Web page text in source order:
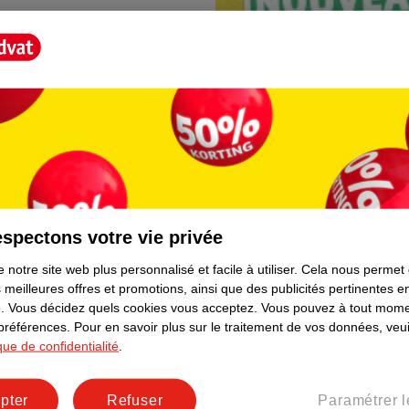
Plus besoin de rester
En magasin, vous
directement depuis votre
facile et prêt
votre vie privée
notre site web plus personnalisé et facile à utiliser. Cela nous permet
meilleures offres et promotions, ainsi que des publicités pertinentes
Vous décidez quels cookies vous acceptez. Vous pouvez à tout
Pour en savoir plus sur le traitement de vos données,
de confidentialité
Paramétrer
Refuser